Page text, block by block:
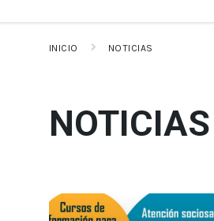
INICIO NOTICIAS
NOTICIAS
Leer
más